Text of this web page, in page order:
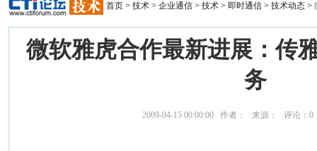
首页 > 技术 > 企业通信 > 技术 > 即时通信 > 技术动态 >
微软雅虎合作最新进展：传
务
2009-04-15 00:00:00 作者： 来源： 评论： 0